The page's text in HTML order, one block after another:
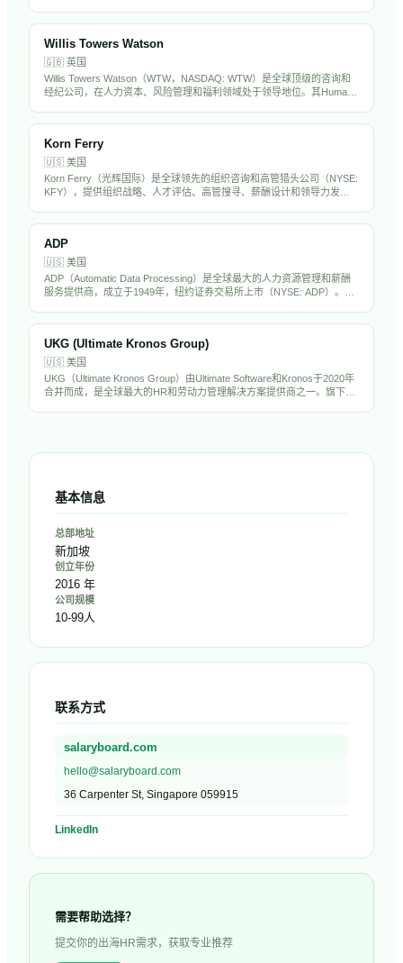
Willis Towers Watson
🇬🇧 英国
Willis Towers Watson（WTW，NASDAQ: WTW）是全球顶级的咨询和
经纪公司，在人力资本、风险管理和福利领域处于领导地位。其Human
Korn Ferry
🇺🇸 美国
Korn Ferry（光辉国际）是全球领先的组织咨询和高管猎头公司（NYSE:
KFY），提供组织战略、人才评估、高管搜寻、薪酬设计和领导力发展
ADP
🇺🇸 美国
ADP（Automatic Data Processing）是全球最大的人力资源管理和薪酬
服务提供商，成立于1949年，纽约证券交易所上市（NYSE: ADP）。公
UKG (Ultimate Kronos Group)
🇺🇸 美国
UKG（Ultimate Kronos Group）由Ultimate Software和Kronos于2020年
合并而成，是全球最大的HR和劳动力管理解决方案提供商之一。旗下产
基本信息
总部地址
新加坡
创立年份
2016 年
公司规模
10-99人
联系方式
salaryboard.com
hello@salaryboard.com
36 Carpenter St, Singapore 059915
LinkedIn
需要帮助选择？
提交你的出海HR需求，获取专业推荐